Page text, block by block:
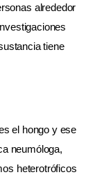
alrededor
tiene
el hongo y ese
neumóloga,
heterotróficos